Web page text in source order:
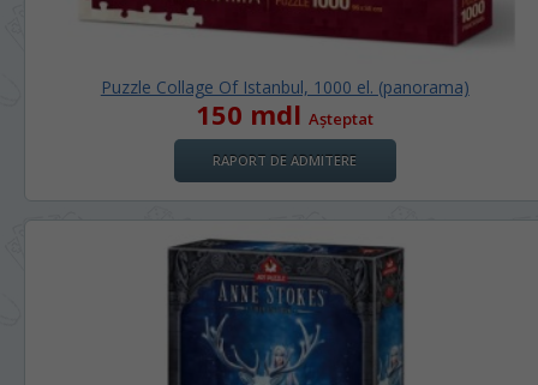
Puzzle Collage Of Istanbul, 1000 el. (panoramа)
150 mdlAșteptat
RAPORT DE ADMITERE